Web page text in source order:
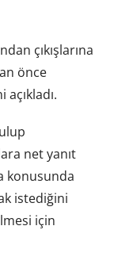
çıkışlarına
önce
net yanıt
konusunda
istediğini
için